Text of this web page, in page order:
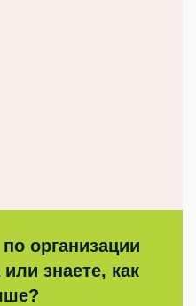
организации
знаете, как